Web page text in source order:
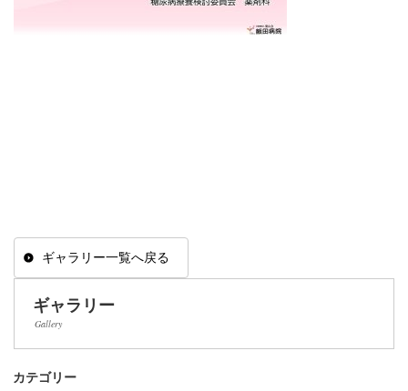
ギャラリー一覧へ戻る
ギャラリー
Gallery
カテゴリー